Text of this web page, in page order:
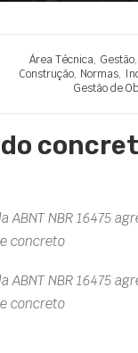
Área Técnica, Gestão,
Construção, Normas,
Gestão de
ABNT NBR 16475
concreto
ABNT NBR 16475
concreto